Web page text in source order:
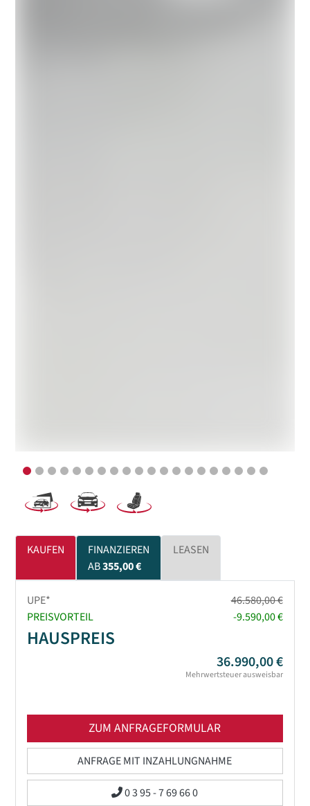
KAUFEN
FINANZIEREN
AB355,00 €
LEASEN
UPE*
46.580,00 €
PREISVORTEIL
-9.590,00 €
HAUSPREIS
36.990,00 €
Mehrwertsteuer ausweisbar
ZUM ANFRAGEFORMULAR
ANFRAGE MIT INZAHLUNGNAHME
0 3 95 - 7 69 66 0